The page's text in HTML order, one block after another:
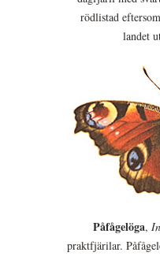
rödlistad
landet
Påfågelöga,
praktfjärilar.